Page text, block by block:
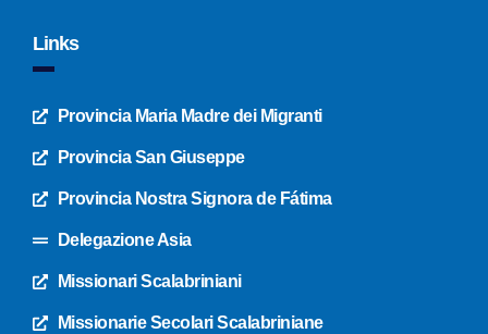
Links
Provincia Maria Madre dei Migranti
Provincia San Giuseppe
Provincia Nostra Signora de Fátima
Delegazione Asia
Missionari Scalabriniani
Missionarie Secolari Scalabriniane